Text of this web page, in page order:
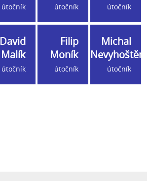
útočník útočník útočník
David
Malík
útočník
Filip
Moník
útočník
Michal
útočník